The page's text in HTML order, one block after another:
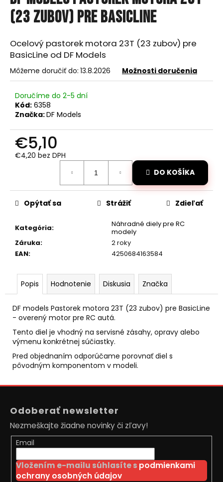
0,0
z
hviezdičiek.
(23 zubov) pre BasicLine
Ocelový pastorek motora 23T (23 zubov) pre
BasicLine od DF Models
Môžeme doručiť do: 13.8.2026 Možnosti doručenia
Doručíme do 2-5 dní
Kód: 6358
Značka:DF Models
€5,10
€4,20 bez DPH
DO KOŠÍKA
Kategória:
Náhradné diely pre RC
modely
Záruka:
2 roky
EAN: 4250684163584
Opýtať sa Strážiť Zdieľať
Popis Hodnotenie Diskusia Značka
DF models Pastorek motora 23T (23 zubov) pre BasicLine
- overený motor pre RC autá.
Tento diel je vhodný na servisné zásahy, opravy alebo
výmenu konkrétnej súčiastky.
Pred objednaním odporúčame porovnať diel s
pôvodným komponentom v modeli.
á
j
s
ť
?
o
m
DIAĽKOVO
OVLÁDANÝ
TRAKTOR
BAGER
1:20
RTR
2,4GHZ
€59
Pôvodne:
Odoberať newsletter
Nezmeškajte žiadne novinky či zľavy!
Email
Vložením e-mailu súhlasíte s podmienkami
ochrany osobných údajov